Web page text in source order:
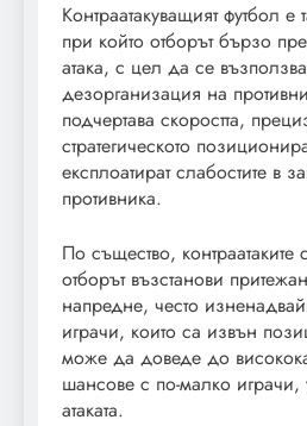
Контраатакуващият футбол е
при който отборът бързо
атака, с цел да се
дезорганизация на
подчертава скоростта,
стратегическото
експлоатират слабостите в
противника.
По същество, контраатаките
отборът възстанови
напредне, често
играчи, които са извън
може да доведе до
шансове с по-малко играчи,
атаката.